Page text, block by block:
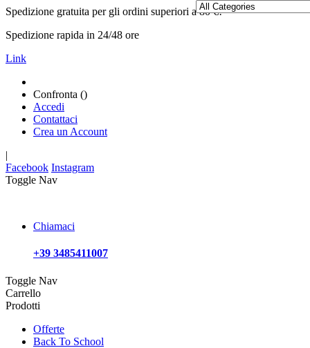
Spedizione gratuita per gli ordini superiori a 80 €!
Spedizione rapida in 24/48 ore
Link
Confronta ()
Accedi
Contattaci
Crea un Account
|
Facebook Instagram
Toggle Nav
Chiamaci
+39 3485411007
Toggle Nav
Carrello
Prodotti
Offerte
Back To School